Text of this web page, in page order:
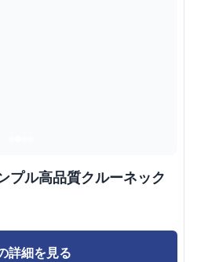
プル高品質クルーネック
詳細を見る